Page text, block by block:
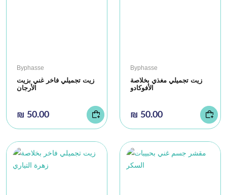
Byphasse
زيت تجميلي فاخر غني بزيت
الأرجان
₪ 50.00
Byphasse
زيت تجميلي مغذي بخلاصة
الأفوكادو
₪ 50.00